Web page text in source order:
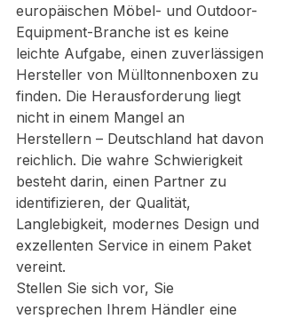
europäischen Möbel- und Outdoor-
Equipment-Branche ist es keine
leichte Aufgabe, einen zuverlässigen
Hersteller von Mülltonnenboxen zu
finden. Die Herausforderung liegt
nicht in einem Mangel an
Herstellern – Deutschland hat davon
reichlich. Die wahre Schwierigkeit
besteht darin, einen Partner zu
identifizieren, der Qualität,
Langlebigkeit, modernes Design und
exzellenten Service in einem Paket
vereint.
Stellen Sie sich vor, Sie
versprechen Ihrem Händler eine